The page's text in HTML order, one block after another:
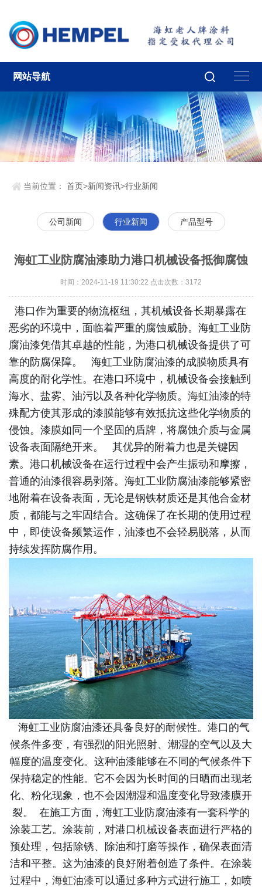
网站导航
当前位置：首页>新闻资讯>行业新闻
公司新闻 行业新闻 产品型号
海虹工业防腐油漆助力港口机械设备抵御腐蚀
时间：2024-11-19 11:30:22 点击次数：3172
港口作为重要的物流枢纽，其机械设备长期暴露在
恶劣的环境中，面临着严重的腐蚀威胁。海虹工业防
腐油漆凭借其卓越的性能，为港口机械设备提供了可
靠的防腐保障。 海虹工业防腐油漆的成膜物质具有
高度的耐化学性。在港口环境中，机械设备会接触到
海水、盐雾、油污以及各种化学物质。海虹油漆的特
殊配方使其形成的漆膜能够有效抵抗这些化学物质的
侵蚀。漆膜如同一个坚固的盾牌，将腐蚀介质与金属
设备表面隔绝开来。 其优异的附着力也是关键因
素。港口机械设备在运行过程中会产生振动和摩擦，
普通的油漆很容易剥落。海虹工业防腐油漆能够紧密
地附着在设备表面，无论是钢铁材质还是其他合金材
质，都能与之牢固结合。这确保了在长期的使用过程
中，即使设备频繁运作，油漆也不会轻易脱落，从而
持续发挥防腐作用。
海虹工业防腐油漆还具备良好的耐候性。港口的气
候条件多变，有强烈的阳光照射、潮湿的空气以及大
幅度的温度变化。这种油漆能够在不同的气候条件下
保持稳定的性能。它不会因为长时间的日晒而出现老
化、粉化现象，也不会因潮湿和温度变化导致漆膜开
裂。 在施工方面，海虹工业防腐油漆有一套科学的
涂装工艺。涂装前，对港口机械设备表面进行严格的
预处理，包括除锈、除油和打磨等操作，确保表面清
洁和平整。这为油漆的良好附着创造了条件。在涂装
过程中， 海虹油漆可以通过多种方式进行施工，如喷